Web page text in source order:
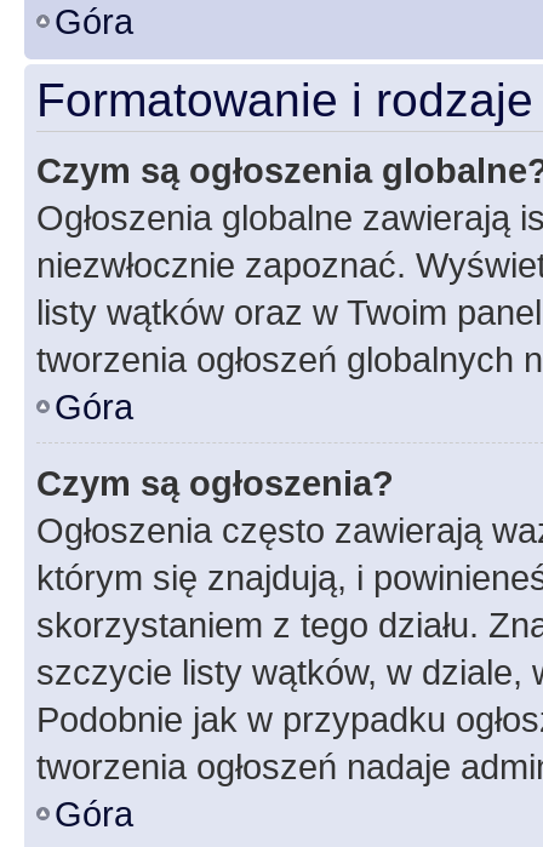
Góra
Formatowanie i
Czym są ogłoszenia
Ogłoszenia globalne zawierają
niezwłocznie zapoznać.
listy wątków oraz w Twoim
tworzenia ogłoszeń globalnych
Góra
Czym są ogłoszenia?
Ogłoszenia często zawierają
którym się znajdują, i
skorzystaniem z tego działu.
szczycie listy wątków, w dziale,
Podobnie jak w przypadku
tworzenia ogłoszeń nadaje
Góra